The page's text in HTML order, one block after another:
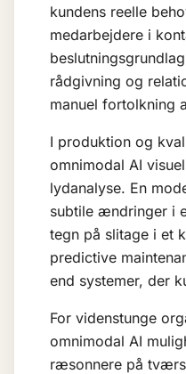
kundens reelle
medarbejdere i
rådgivning og
manuel fortolkning
I produktion og
omnimodal AI
lydanalyse. En
subtile ændringer i
tegn på slitage i et
predictive
end systemer, der
For videnstunge
omnimodal AI
ræsonnere på